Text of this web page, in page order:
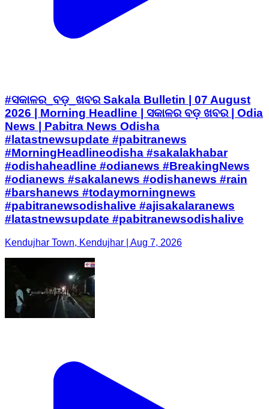
#ସକାଳର_ବଡ଼_ଖବର Sakala Bulletin | 07 August
2026 | Morning Headline | ସକାଳର ବଡ଼ ଖବର | Odia
News | Pabitra News Odisha
#latastnewsupdate #pabitranews
#MorningHeadlineodisha #sakalakhabar
#odishaheadline #odianews #BreakingNews
#odianews #sakalanews #odishanews #rain
#barshanews #todaymorningnews
#pabitranewsodishalive #ajisakalaranews
#latastnewsupdate #pabitranewsodishalive
Kendujhar Town, Kendujhar | Aug 7, 2026